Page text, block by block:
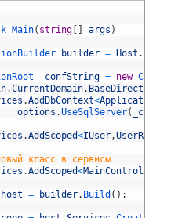
Main( string args )
builder = Host .
_confString = new
.CurrentDomain. BaseDirectory
.AddDbContext<
options .UseSqlServer(
.AddScoped<IUser,
класс в сервисы
.AddScoped<MainController
host = builder. Build ( ) ;